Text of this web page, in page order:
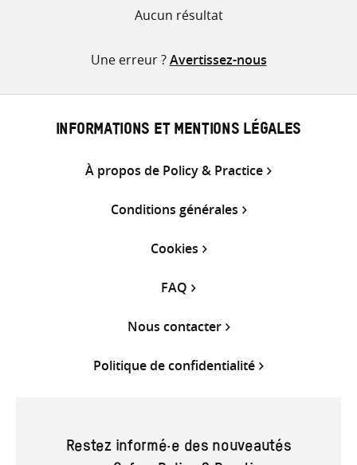
Aucun résultat
Une erreur ?Avertissez-nous
INFORMATIONS ET MENTIONS LÉGALES
À propos de Policy & Practice
Conditions générales
Cookies
FAQ
Nous contacter
Politique de confidentialité
Restez informé·e des nouveautés